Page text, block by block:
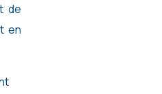
de
en